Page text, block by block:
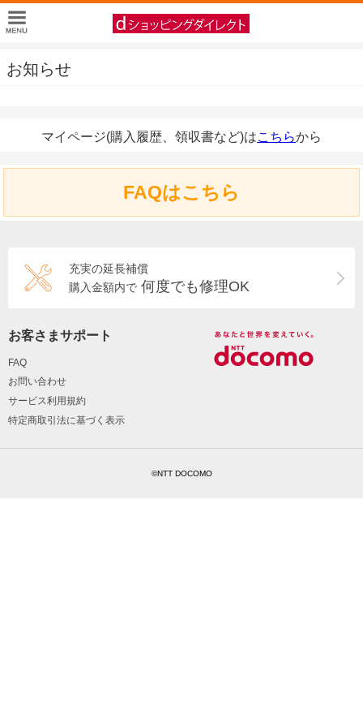
お知らせ
マイページ(購入履歴、領収書など)はこちらから
FAQはこちら
充実の延長補償
購入金額内で 何度でも修理OK
お客さまサポート
FAQ
お問い合わせ
サービス利用規約
特定商取引法に基づく表示
©NTT DOCOMO